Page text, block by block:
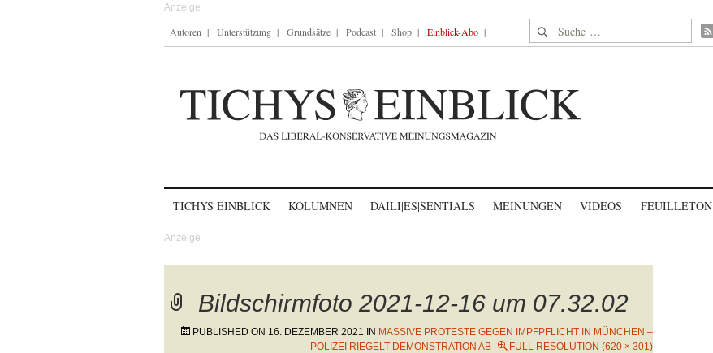
Autoren Unterstützung Grundsätze Podcast Shop Einblick-Abo Suche nach:
TICHYS EINBLICK KOLUMNEN DAILI|ES|SENTIALS MEINUNGEN VIDEOS FEUILLETON
Bildschirmfoto 2021-12-16 um 07.32.02
PUBLISHED ON 16. DEZEMBER 2021 IN MASSIVE PROTESTE GEGEN IMPFPFLICHT IN MÜNCHEN –
POLIZEI RIEGELT DEMONSTRATION AB
FULL RESOLUTION (620 × 301)